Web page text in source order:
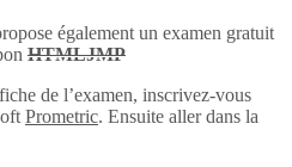
également un examen gratuit
HTMLJMP
de l’examen, inscrivez-vous
Prometric. Ensuite aller dans la